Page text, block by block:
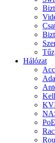
Hálózat